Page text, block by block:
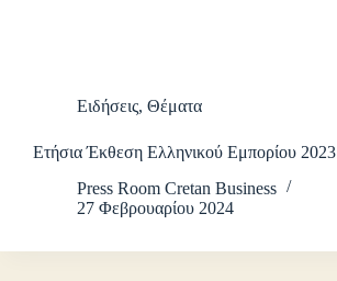
Ειδήσεις, Θέματα
Ετήσια Έκθεση Ελληνικού Εμπορίου 2023
Press Room Cretan Business
27 Φεβρουαρίου 2024